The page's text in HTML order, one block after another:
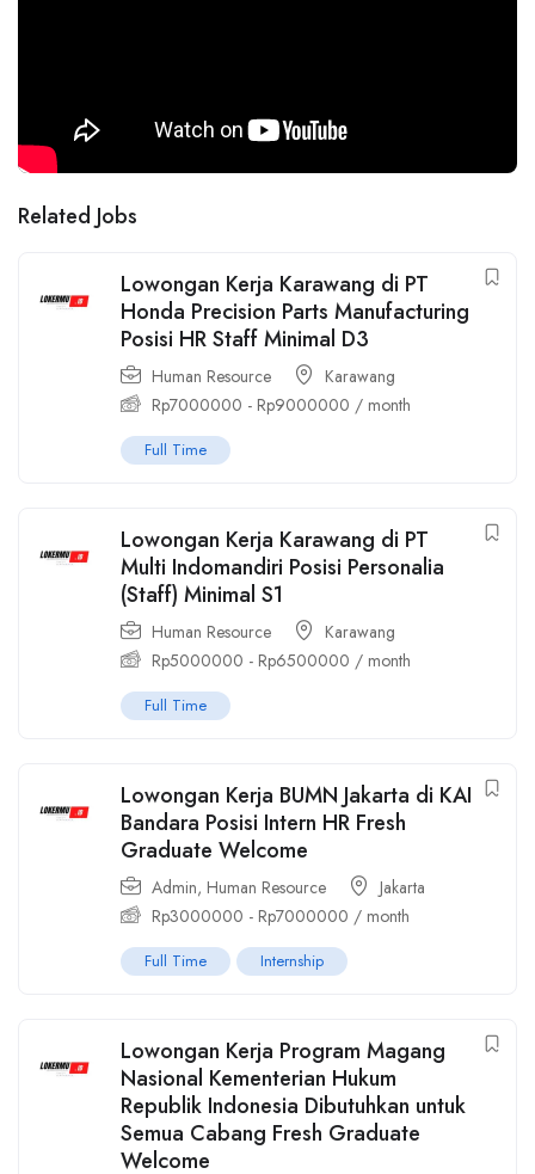
Related Jobs
Lowongan Kerja Karawang di PT
Honda Precision Parts Manufacturing
Posisi HR Staff Minimal D3
Human Resource
Karawang
Rp7000000 - Rp9000000 / month
Full Time
Lowongan Kerja Karawang di PT
Multi Indomandiri Posisi Personalia
(Staff) Minimal S1
Human Resource
Karawang
Rp5000000 - Rp6500000 / month
Full Time
Lowongan Kerja BUMN Jakarta di KAI
Bandara Posisi Intern HR Fresh
Graduate Welcome
Admin, Human Resource
Jakarta
Rp3000000 - Rp7000000 / month
Full Time Internship
Lowongan Kerja Program Magang
Nasional Kementerian Hukum
Republik Indonesia Dibutuhkan untuk
Semua Cabang Fresh Graduate
Welcome